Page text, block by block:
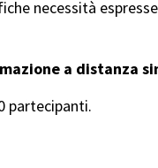
necessità espresse
a distanza
partecipanti.